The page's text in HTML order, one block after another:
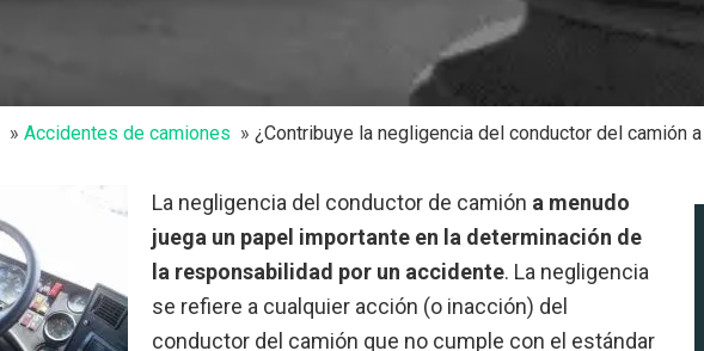
Accidentes de camiones ¿Contribuye la negligencia del conductor del camión
La negligencia del conductor de camión a menudo
juega un papel importante en la determinación de
la responsabilidad por un accidente. La negligencia
se refiere a cualquier acción (o inacción) del
conductor del camión que no cumple con el estándar